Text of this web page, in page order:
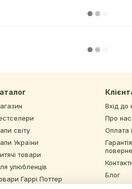
світу
України
товари
улюбленців
Гаррі Поттер
Вхід до
Про нас
Оплата
Блог